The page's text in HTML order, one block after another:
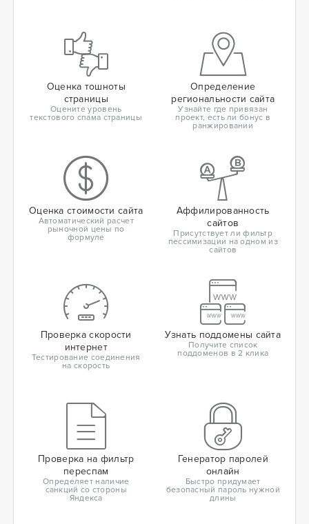
Оценка тошноты
страницы
Оцените уровень
текстового спама страницы
Определение
региональности сайта
Узнайте где привязан
проект, есть ли бонус в
ранжировании
Оценка стоимости сайта
Автоматический расчет
рыночной цены по
формуле
Аффилированность
сайтов
Присутствует ли фильтр
пессимизации на одном из
сайтов
Проверка скорости
интернет
Тестирование соединения
на скорость
Узнать поддомены сайта
Получите список
поддоменов в 2 клика
Проверка на фильтр
переспам
Определяет наличие
санкций со стороны
Яндекса
Генератор паролей
онлайн
Быстро придумает
безопасный пароль нужной
длины